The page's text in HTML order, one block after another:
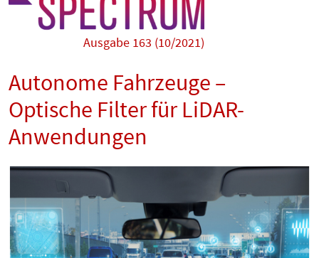
Ausgabe 163 (10/2021)
Autonome Fahrzeuge –
Optische Filter für LiDAR-
Anwendungen